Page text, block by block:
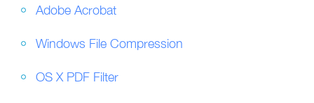
Adobe Acrobat
Windows File Compression
OS X PDF Filter